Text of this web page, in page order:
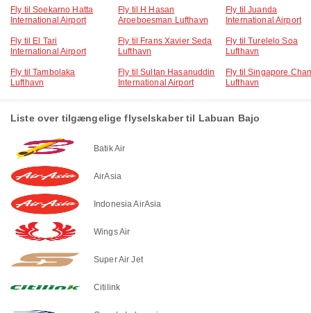
Fly til Soekarno Hatta
International Airport
Fly til H Hasan
Aroeboesman Lufthavn
Fly til Juanda
International Airport
Fly til El Tari
International Airport
Fly til Frans Xavier Seda
Lufthavn
Fly til Turelelo Soa
Lufthavn
Fly til Tambolaka
Lufthavn
Fly til Sultan Hasanuddin
International Airport
Fly til Singapore
Lufthavn
Liste over tilgængelige flyselskaber til Labuan Bajo
Batik Air
AirAsia
Indonesia AirAsia
Wings Air
Super Air Jet
Citilink